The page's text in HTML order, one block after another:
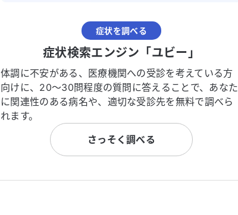
症状を調べる
症状検索エンジン「ユビー」
体調に不安がある、医療機関への受診を考えている方
向けに、20〜30問程度の質問に答えることで、あなた
に関連性のある病名や、適切な受診先を無料で調べら
れます。
さっそく調べる